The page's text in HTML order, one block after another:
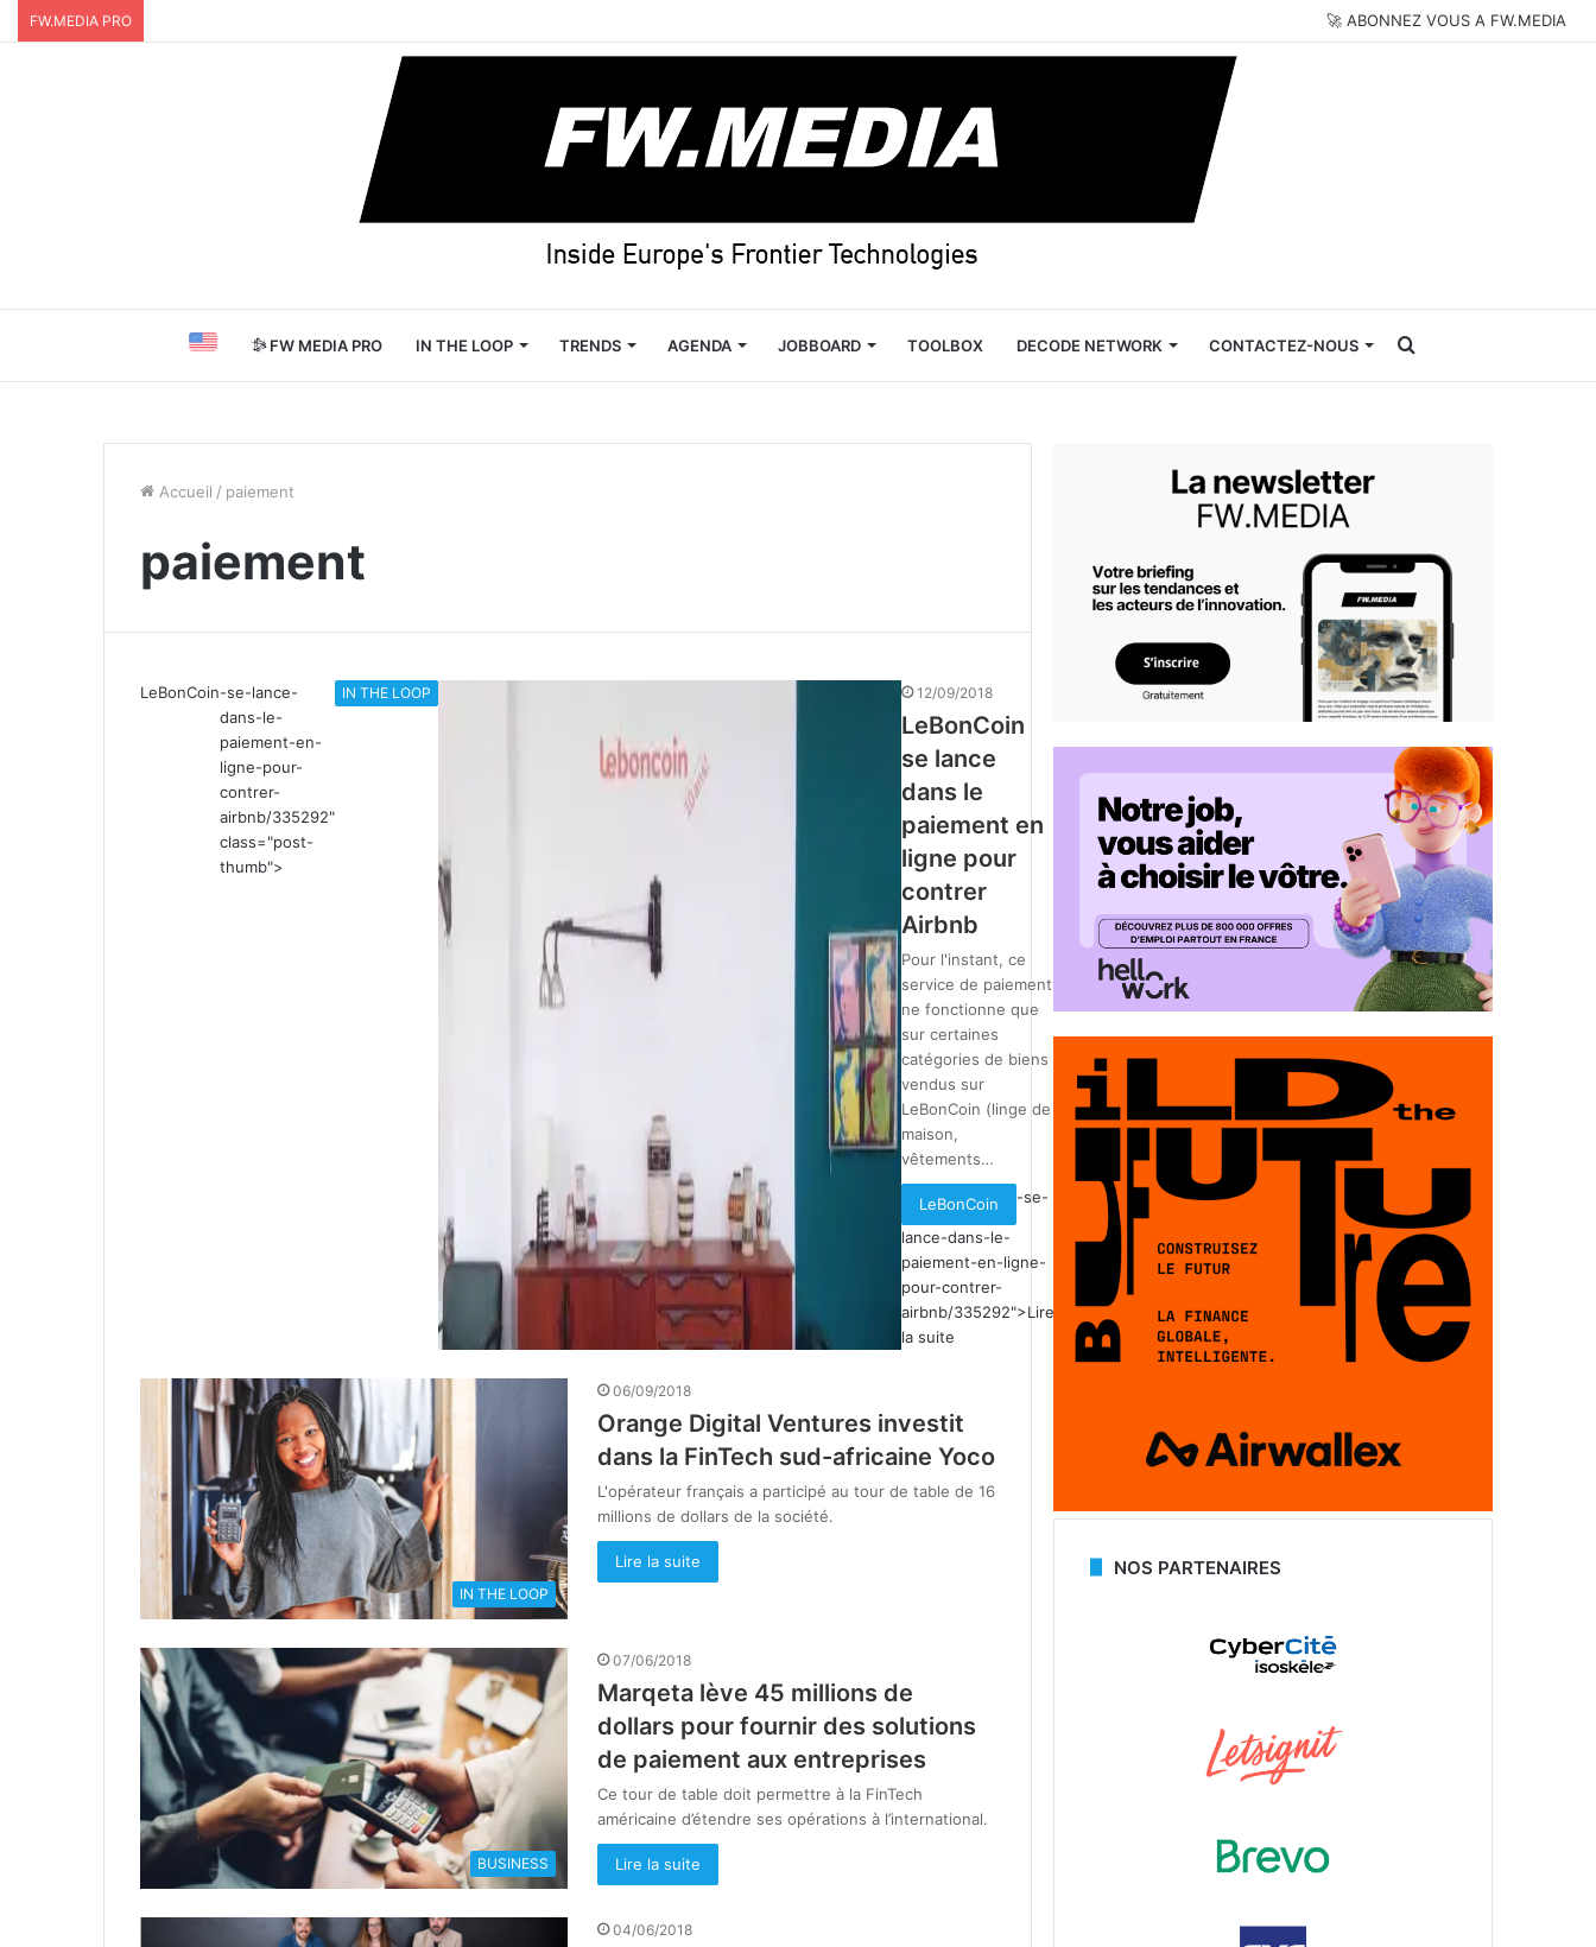
FW.MEDIA PRO 🚀 ABONNEZ VOUS A FW.MEDIA
FW MEDIA PRO IN THE LOOP TRENDS AGENDA JOBBOARD TOOLBOX DECODE NETWORK CONTACTEZ-NOUS Rechercher
Accueil / paiement
paiement
LeBonCoin-se-lance-
dans-le-
paiement-en-
ligne-pour-
contrer-
airbnb/335292"
class="post-
thumb">
IN THE LOOP 12/09/2018
LeBonCoin
se lance
dans le
paiement en
ligne pour
contrer
Airbnb
Pour l'instant, ce
service de paiement
ne fonctionne que
sur certaines
catégories de biens
vendus sur
LeBonCoin (linge de
maison,
vêtements…
LeBonCoin -se-
lance-dans-le-
paiement-en-ligne-
pour-contrer-
airbnb/335292">Lire
la suite
IN THE LOOP
06/09/2018
Orange Digital Ventures investit
dans la FinTech sud-africaine Yoco
L'opérateur français a participé au tour de table de 16
millions de dollars de la société.
Lire la suite
BUSINESS
07/06/2018
Marqeta lève 45 millions de
dollars pour fournir des solutions
de paiement aux entreprises
Ce tour de table doit permettre à la FinTech
américaine d’étendre ses opérations à l’international.
Lire la suite
04/06/2018
NOS PARTENAIRES